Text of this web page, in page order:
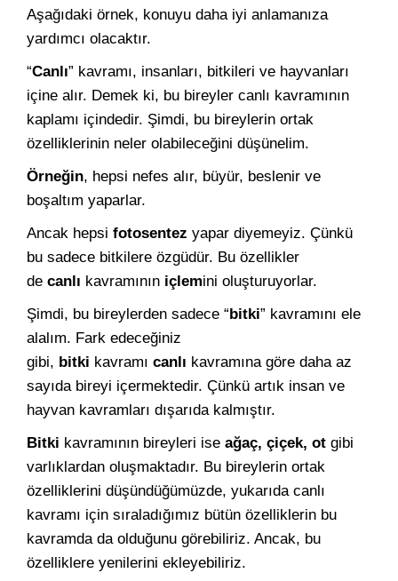
Aşağıdaki örnek, konuyu daha iyi anlamanıza
yardımcı olacaktır.
“Canlı” kavramı, insanları, bitkileri ve hayvanları
içine alır. Demek ki, bu bireyler canlı kavramının
kaplamı içindedir. Şimdi, bu bireylerin ortak
özelliklerinin neler olabileceğini düşünelim.
Örneğin, hepsi nefes alır, büyür, beslenir ve
boşaltım yaparlar.
Ancak hepsi fotosentez yapar diyemeyiz. Çünkü
bu sadece bitkilere özgüdür. Bu özellikler
de canlı kavramının içlemini oluşturuyorlar.
Şimdi, bu bireylerden sadece “bitki” kavramını ele
alalım. Fark edeceğiniz
gibi, bitki kavramı canlı kavramına göre daha az
sayıda bireyi içermektedir. Çünkü artık insan ve
hayvan kavramları dışarıda kalmıştır.
Bitki kavramının bireyleri ise ağaç, çiçek, ot gibi
varlıklardan oluşmaktadır. Bu bireylerin ortak
özelliklerini düşündüğümüzde, yukarıda canlı
kavramı için sıraladığımız bütün özelliklerin bu
kavramda da olduğunu görebiliriz. Ancak, bu
özelliklere yenilerini ekleyebiliriz.